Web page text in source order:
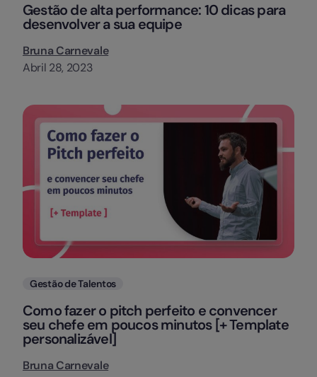
Gestão de alta performance: 10 dicas para
desenvolver a sua equipe
Bruna Carnevale
Abril 28, 2023
Categorias
Gestão de Talentos
Como fazer o pitch perfeito e convencer
seu chefe em poucos minutos [+ Template
personalizável]
Bruna Carnevale